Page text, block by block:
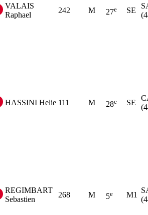
VALAIS
Raphael
242 M 27e SE
HASSINI Helie 111 M 28e SE
REGIMBART
Sebastien
268 M 5e M1